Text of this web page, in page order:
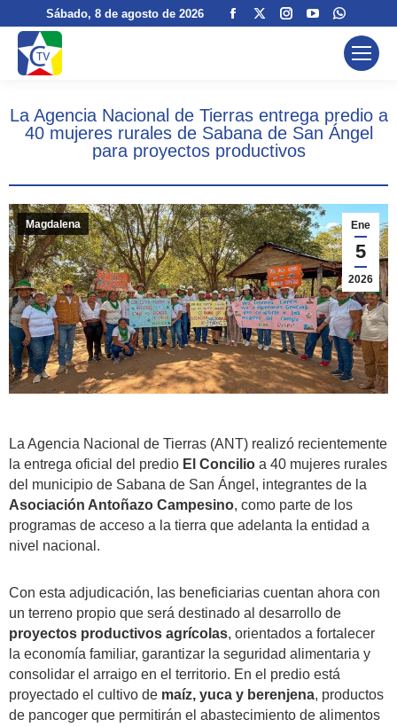
Sábado, 8 de agosto de 2026
Facebook
windowwindow
Instagram
window
YouTube
opens
window
page
opens
window
La Agencia Nacional de Tierras entrega predio a
40 mujeres rurales de Sabana de San Ángel
para proyectos productivos
Ene
5
2026
Magdalena
La Agencia Nacional de Tierras (ANT) realizó recientemente
la entrega oficial del predio El Concilio a 40 mujeres rurales
del municipio de Sabana de San Ángel, integrantes de la
Asociación Antoñazo Campesino, como parte de los
programas de acceso a la tierra que adelanta la entidad a
nivel nacional.
Con esta adjudicación, las beneficiarias cuentan ahora con
un terreno propio que será destinado al desarrollo de
proyectos productivos agrícolas, orientados a fortalecer
la economía familiar, garantizar la seguridad alimentaria y
consolidar el arraigo en el territorio. En el predio está
proyectado el cultivo de maíz, yuca y berenjena, productos
de pancoger que permitirán el abastecimiento de alimentos